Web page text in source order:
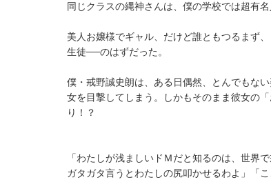
同じクラスの縄神さんは、僕の学校では超有名
美人お嬢様でギャル、だけど誰ともつるまず
生徒──のはずだった。
僕・戒野誠史朗は、ある日偶然、とんでもな
女を目撃してしまう。しかもそのまま彼女の
り！？
「わたしが浅ましいドＭだと知るのは、世界
ガタガタ言うとわたしの尻叩かせるわよ」「